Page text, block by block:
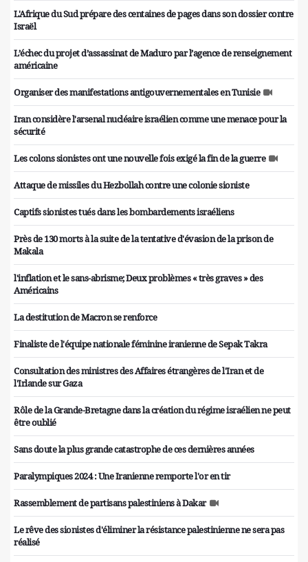
L'Afrique du Sud prépare des centaines de pages dans son dossier contre
Israël
L’échec du projet d’assassinat de Maduro par l’agence de renseignement
américaine
Organiser des manifestations antigouvernementales en Tunisie
Iran considère l'arsenal nucléaire israélien comme une menace pour la
sécurité
Les colons sionistes ont une nouvelle fois exigé la fin de la guerre
Attaque de missiles du Hezbollah contre une colonie sioniste
Captifs sionistes tués dans les bombardements israéliens
Près de 130 morts à la suite de la tentative d'évasion de la prison de
Makala
l'inflation et le sans-abrisme; Deux problèmes « très graves » des
Américains
La destitution de Macron se renforce
Finaliste de l'équipe nationale féminine iranienne de Sepak Takra
Consultation des ministres des Affaires étrangères de l'Iran et de
l'Irlande sur Gaza
Rôle de la Grande-Bretagne dans la création du régime israélien ne peut
être oublié
Sans doute la plus grande catastrophe de ces dernières années
Paralympiques 2024 : Une Iranienne remporte l'or en tir
Rassemblement de partisans palestiniens à Dakar
Le rêve des sionistes d'éliminer la résistance palestinienne ne sera pas
réalisé